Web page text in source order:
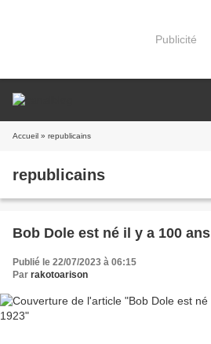
Publicité
Accueil » republicains
republicains
Bob Dole est né il y a 100
Publié le 22/07/2023 à 06:15
Par rakotoarison